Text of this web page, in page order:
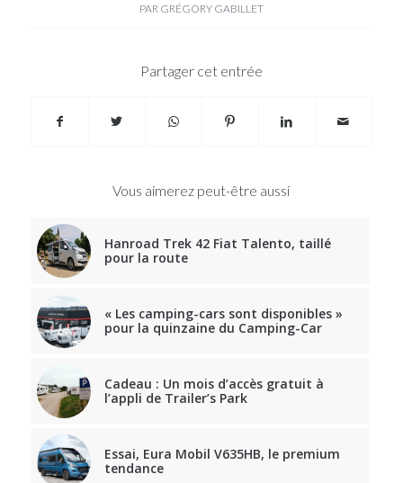
PAR GRÉGORY GABILLET
Partager cet entrée
Vous aimerez peut-être aussi
Hanroad Trek 42 Fiat Talento, taillé
pour la route
« Les camping-cars sont disponibles »
pour la quinzaine du Camping-Car
Cadeau : Un mois d’accès gratuit à
l’appli de Trailer’s Park
Essai, Eura Mobil V635HB, le premium
tendance